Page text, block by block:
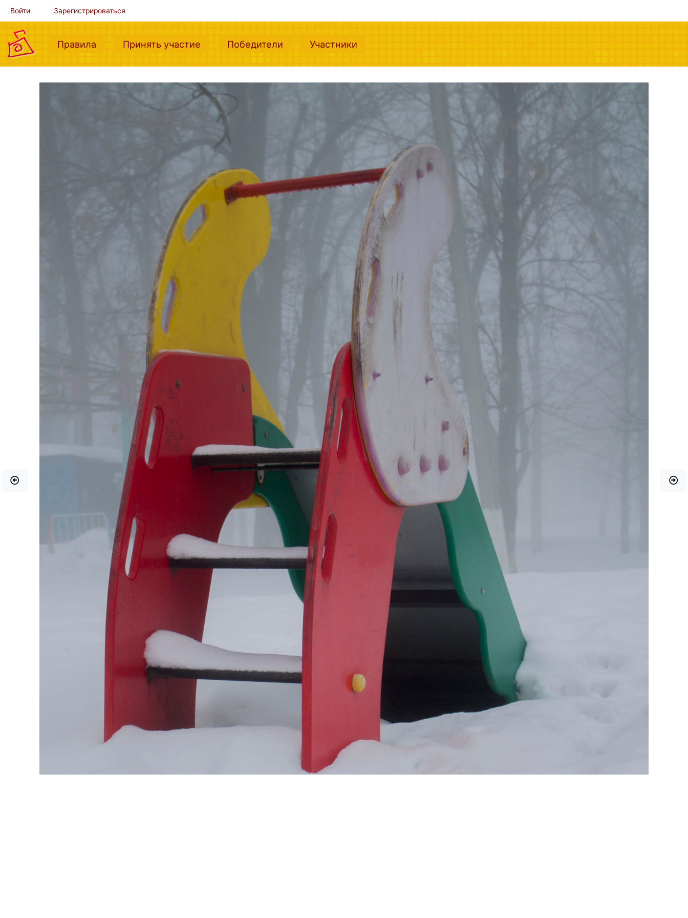
Войти Зарегистрироваться
Правила (current)Принять участие (current)Победители (current)Участники